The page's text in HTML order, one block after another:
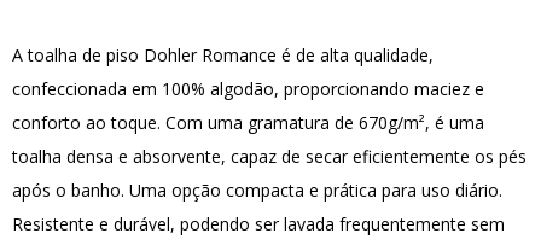
A toalha de piso Dohler Romance é de alta qualidade,
confeccionada em 100% algodão, proporcionando maciez e
conforto ao toque. Com uma gramatura de 670g/m², é uma
toalha densa e absorvente, capaz de secar eficientemente os pés
após o banho. Uma opção compacta e prática para uso diário.
Resistente e durável, podendo ser lavada frequentemente sem